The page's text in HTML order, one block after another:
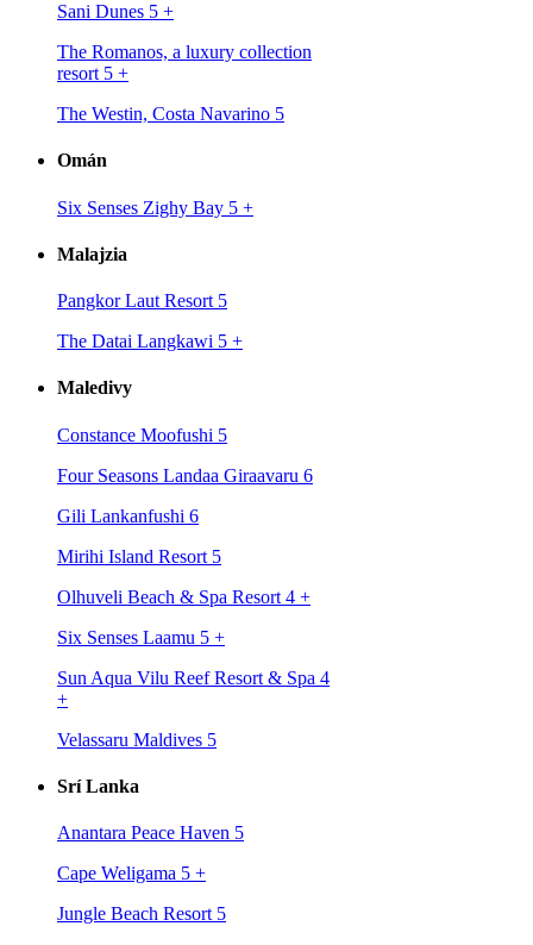
Sani Dunes 5 +
The Romanos, a luxury collection
resort 5 +
The Westin, Costa Navarino 5
Omán
Six Senses Zighy Bay 5 +
Malajzia
Pangkor Laut Resort 5
The Datai Langkawi 5 +
Maledivy
Constance Moofushi 5
Four Seasons Landaa Giraavaru 6
Gili Lankanfushi 6
Mirihi Island Resort 5
Olhuveli Beach & Spa Resort 4 +
Six Senses Laamu 5 +
Sun Aqua Vilu Reef Resort & Spa 4
+
Velassaru Maldives 5
Srí Lanka
Anantara Peace Haven 5
Cape Weligama 5 +
Jungle Beach Resort 5